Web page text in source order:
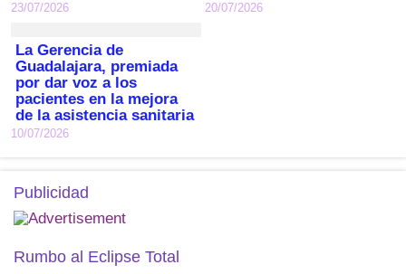
23/07/2026 20/07/2026
La Gerencia de
Guadalajara, premiada
por dar voz a los
pacientes en la mejora
de la asistencia sanitaria
10/07/2026
Publicidad
Rumbo al Eclipse Total